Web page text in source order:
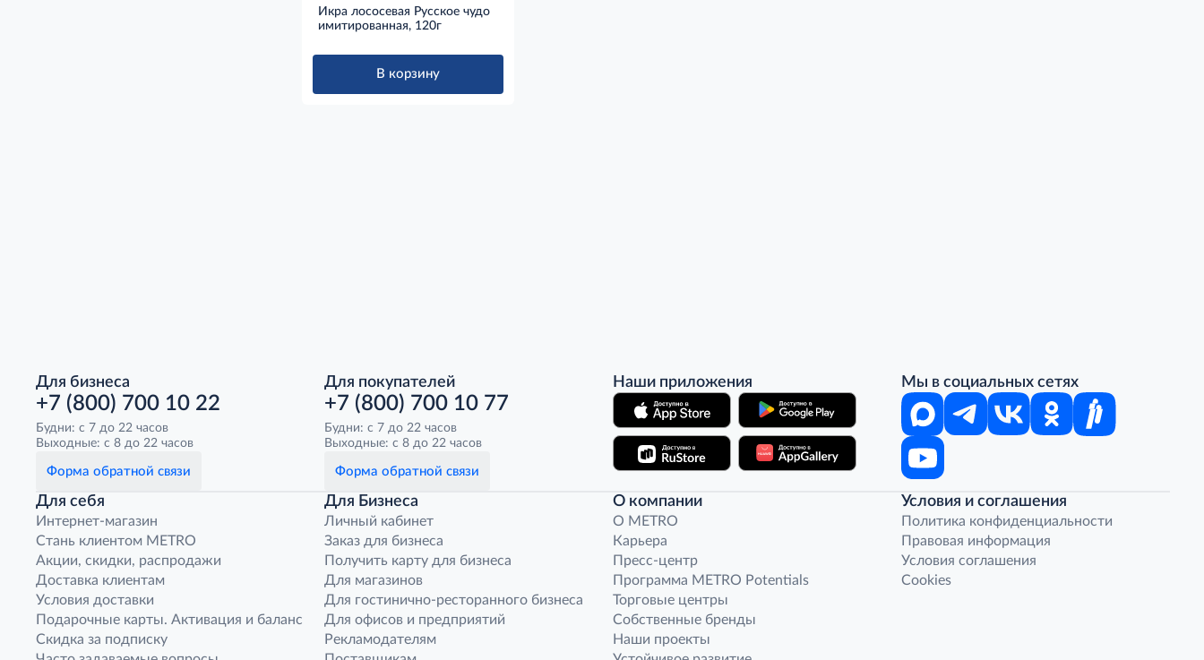
Икра лососевая Русское чудо
имитированная, 120г
В корзину
Для бизнеса
+7 (800) 700 10 22
Будни: с 7 до 22 часов
Выходные: с 8 до 22 часов
Форма обратной связи
Для покупателей
+7 (800) 700 10 77
Будни: с 7 до 22 часов
Выходные: с 8 до 22 часов
Форма обратной связи
Наши приложения Мы в социальных сетях
Для себя
Интернет-магазин
Стань клиентом METRO
Акции, скидки, распродажи
Доставка клиентам
Условия доставки
Подарочные карты. Активация и баланс
Скидка за подписку
Для Бизнеса
Личный кабинет
Заказ для бизнеса
Получить карту для бизнеса
Для магазинов
Для гостинично-ресторанного бизнеса
Для офисов и предприятий
Рекламодателям
О компании
O METRO
Карьера
Пресс-центр
Программа METRO Potentials
Торговые центры
Собственные бренды
Наши проекты
Условия и соглашения
Политика конфиденциальности
Правовая информация
Условия соглашения
Cookies